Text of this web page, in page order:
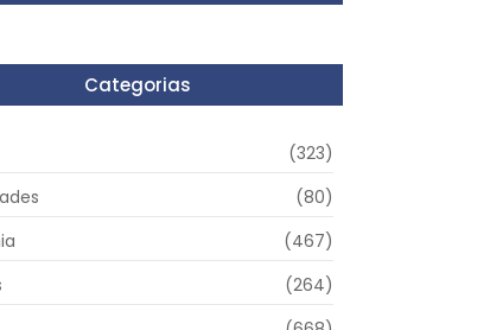
Categorias
(323)
(80)
(467)
(264)